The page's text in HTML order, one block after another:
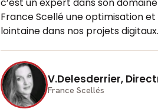
France Scellé une optimisation et
lointaine dans nos projets digitaux.
V.Delesderrier,
France Scellés